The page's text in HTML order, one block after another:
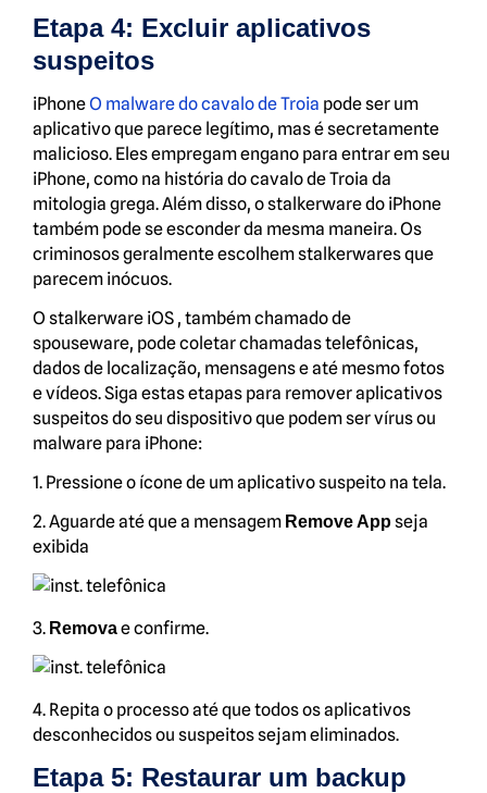
Etapa 4: Excluir aplicativos
suspeitos
iPhoneO malware do cavalo de Troia pode ser um
aplicativo que parece legítimo, mas é secretamente
malicioso. Eles empregam engano para entrar em seu
iPhone, como na história do cavalo de Troia da
mitologia grega. Além disso, o stalkerware do iPhone
também pode se esconder da mesma maneira. Os
criminosos geralmente escolhem stalkerwares que
parecem inócuos.
O stalkerware iOS , também chamado de
spouseware, pode coletar chamadas telefônicas,
dados de localização, mensagens e até mesmo fotos
e vídeos. Siga estas etapas para remover aplicativos
suspeitos do seu dispositivo que podem ser vírus ou
malware para iPhone:
1. Pressione o ícone de um aplicativo suspeito na tela.
2. Aguarde até que a mensagem Remove Appseja
exibida
3. Removae confirme.
4. Repita o processo até que todos os aplicativos
desconhecidos ou suspeitos sejam eliminados.
Etapa 5: Restaurar um backup